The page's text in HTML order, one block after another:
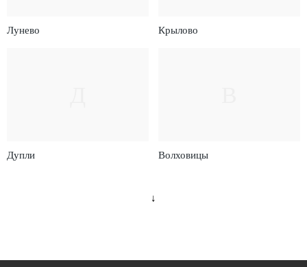
Лунево Крылово
Дупли Волховицы
↓